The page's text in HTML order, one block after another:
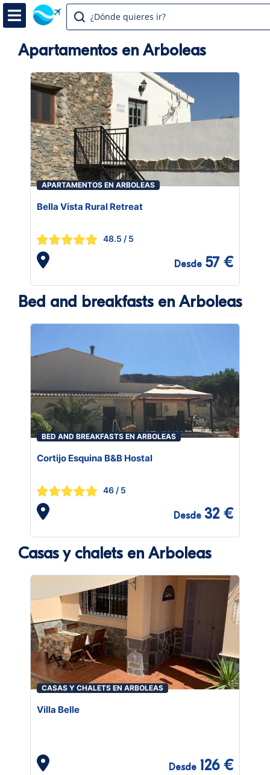
¿Dónde quieres ir?
Apartamentos en Arboleas
APARTAMENTOS EN ARBOLEAS
Bella Vista Rural Retreat
48.5 / 5
Desde 57 €
Bed and breakfasts en Arboleas
BED AND BREAKFASTS EN ARBOLEAS
Cortijo Esquina B&B Hostal
46 / 5
Desde 32 €
Casas y chalets en Arboleas
CASAS Y CHALETS EN ARBOLEAS
Villa Belle
Desde 126 €